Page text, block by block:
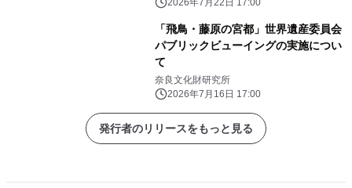
2026年7月22日 17:00
「飛鳥・藤原の宮都」世界遺産委員会
パブリックビューイングの実施につい
て
奈良文化財研究所
2026年7月16日 17:00
発行者のリリースをもっと見る